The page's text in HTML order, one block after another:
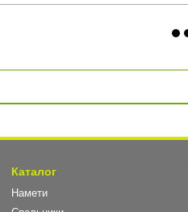
Каталог
Намети